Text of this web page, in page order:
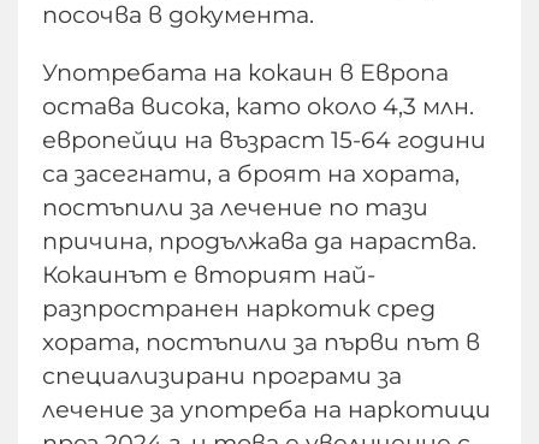
посочва в документа.
Употребата на кокаин в Европа
остава висока, като около 4,3 млн.
европейци на възраст 15-64 години
са засегнати, а броят на хората,
постъпили за лечение по тази
причина, продължава да нараства.
Кокаинът е вторият най-
разпространен наркотик сред
хората, постъпили за първи път в
специализирани програми за
лечение за употреба на наркотици